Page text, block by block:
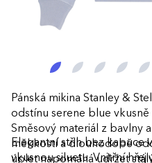
Pánská mikina Stanley &
odstínu serene blue
Směsový materiál z bavlny
měkkostí a dlouhodobě
úplet napomáhá udržet
Elegantní střih bez kapuce
vkusnou siluetu. Vnitřní